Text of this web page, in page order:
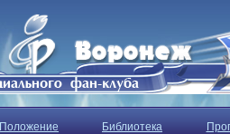
Положение Библиотека